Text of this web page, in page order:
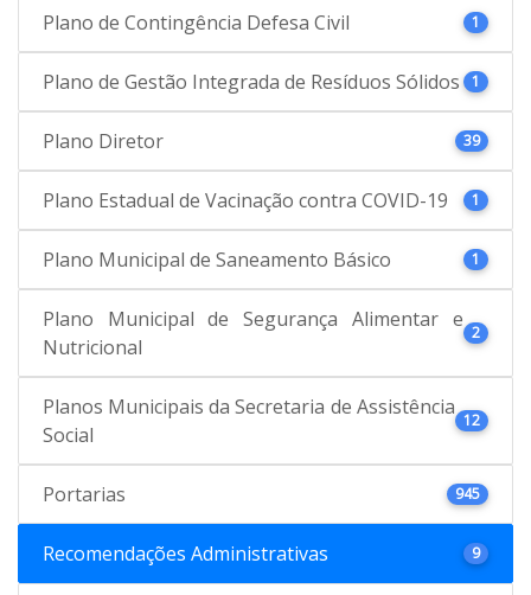
Plano de Contingência Defesa Civil 1
Plano de Gestão Integrada de Resíduos Sólidos 1
Plano Diretor 39
Plano Estadual de Vacinação contra COVID-19 1
Plano Municipal de Saneamento Básico 1
Plano Municipal de Segurança Alimentar e
Nutricional
2
Planos Municipais da Secretaria de Assistência
Social
12
Portarias 945
Recomendações Administrativas 9